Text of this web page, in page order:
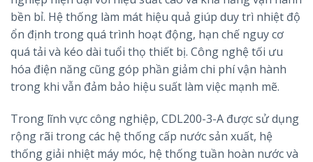
bền bỉ. Hệ thống làm mát hiệu quả giúp duy trì nhiệt độ
ổn định trong quá trình hoạt động, hạn chế nguy cơ
quá tải và kéo dài tuổi thọ thiết bị. Công nghệ tối ưu
hóa điện năng cũng góp phần giảm chi phí vận hành
trong khi vẫn đảm bảo hiệu suất làm việc mạnh mẽ.
Trong lĩnh vực công nghiệp, CDL200-3-A được sử dụng
rộng rãi trong các hệ thống cấp nước sản xuất, hệ
thống giải nhiệt máy móc, hệ thống tuần hoàn nước và